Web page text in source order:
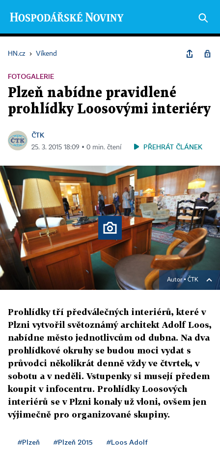
HN.cz › Víkend
FOTOGALERIE
Plzeň nabídne pravidlené
prohlídky Loosovými interiéry
ČTK
25. 3. 2015 18:09 ▪ 0 min. čtení PŘEHRÁT ČLÁNEK
Autor ▪ ČTK
Prohlídky tří předválečných interiérů, které v
Plzni vytvořil světoznámý architekt Adolf Loos,
nabídne město jednotlivcům od dubna. Na dva
prohlídkové okruhy se budou moci vydat s
průvodci několikrát denně vždy ve čtvrtek, v
sobotu a v neděli. Vstupenky si musejí předem
koupit v infocentru. Prohlídky Loosových
interiérů se v Plzni konaly už vloni, ovšem jen
výjimečně pro organizované skupiny.
#Plzeň #Plzeň 2015 #Loos Adolf